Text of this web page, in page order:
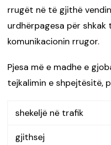
rrugët në të gjithë
urdhërpagesa për shkak
komunikacionin rrugor.
Pjesa më e madhe e
tejkalimin e shpejtësitë,
shekeljë në trafik
gjithsej